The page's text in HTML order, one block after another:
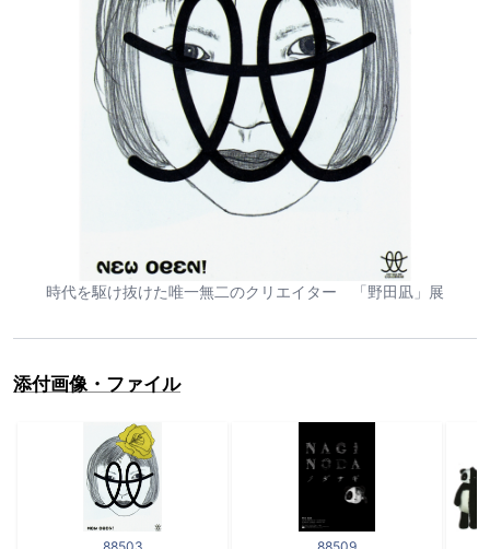
時代を駆け抜けた唯一無二のクリエイター 「野田凪」展
添付画像・ファイル